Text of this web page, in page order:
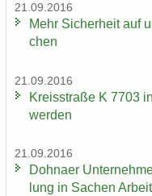
21.09.2016
Mehr Si­cher­heit auf
chen
21.09.2016
Kreis­stra­ße K 7703
wer­den
21.09.2016
Dohna­er
lung in Sa­chen